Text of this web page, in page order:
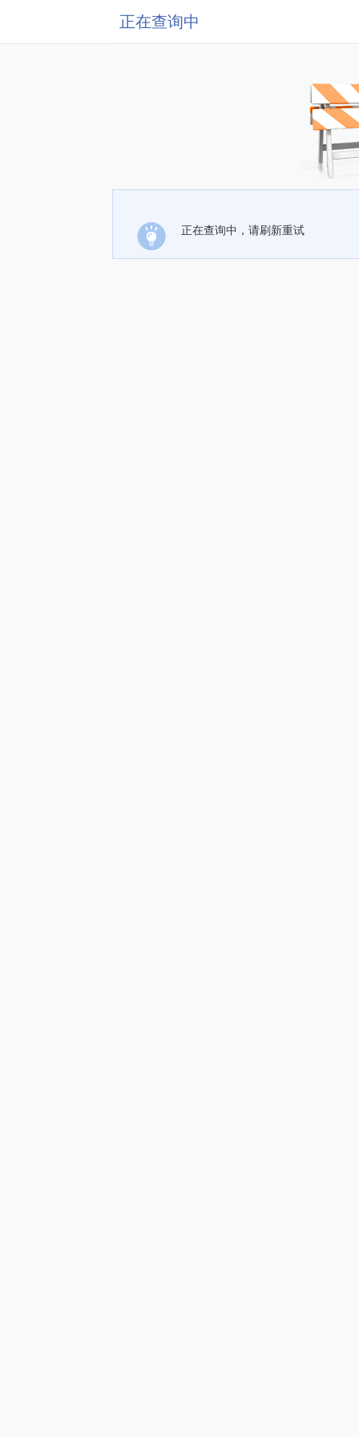
正在查询中
正在查询中，请刷新重试